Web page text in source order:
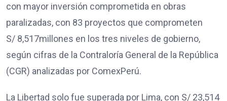
con mayor inversión comprometida en obras
paralizadas, con 83 proyectos que comprometen
S/ 8,517millones en los tres niveles de gobierno,
según cifras de la Contraloría General de la República
(CGR) analizadas por ComexPerú.
La Libertad solo fue superada por Lima, con S/ 23,514